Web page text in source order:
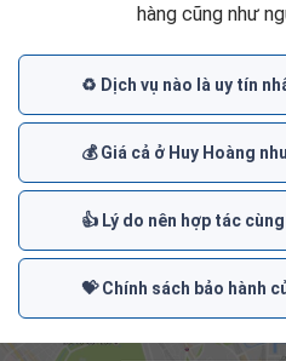
hàng cũng như
♻️ Dịch vụ nào là uy tín
💰 Giá cả ở Huy Hoàng
👍 Lý do nên hợp tác
💝 Chính sách bảo hành